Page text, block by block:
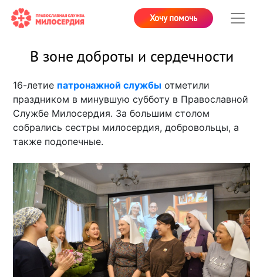
Хочу помочь
В зоне доброты и сердечности
16-летие патронажной службы отметили
праздником в минувшую субботу в Православной
Службе Милосердия. За большим столом
собрались сестры милосердия, добровольцы, а
также подопечные.